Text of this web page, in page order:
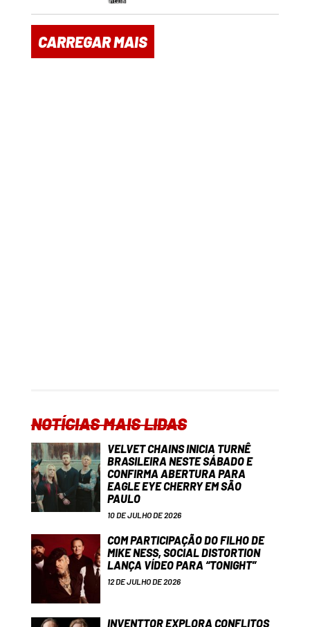
CARREGAR MAIS
NOTÍCIAS MAIS LIDAS
VELVET CHAINS INICIA TURNÊ
BRASILEIRA NESTE SÁBADO E
CONFIRMA ABERTURA PARA
EAGLE EYE CHERRY EM SÃO
PAULO
10 DE JULHO DE 2026
COM PARTICIPAÇÃO DO FILHO DE
MIKE NESS, SOCIAL DISTORTION
LANÇA VÍDEO PARA “TONIGHT”
12 DE JULHO DE 2026
INVENTTOR EXPLORA CONFLITOS